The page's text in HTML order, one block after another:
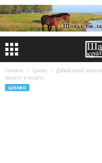
Головна Цікаво
Дубайський
варіант в Україні
ЦІКАВО